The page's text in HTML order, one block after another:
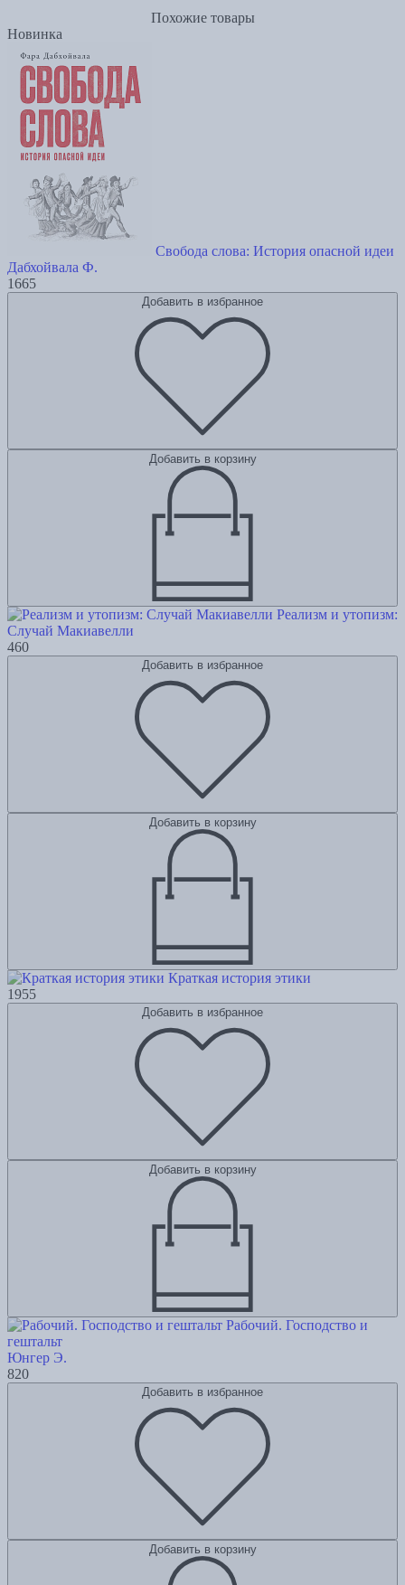
Похожие товары
Новинка
Свобода слова: История опасной идеи
Дабхойвала Ф.
1665
Добавить в избранное
Добавить в корзину
Реализм и утопизм:
Случай Макиавелли
460
Добавить в избранное
Добавить в корзину
Краткая история этики
1955
Добавить в избранное
Добавить в корзину
Рабочий. Господство и
гештальт
Юнгер Э.
820
Добавить в избранное
Добавить в корзину